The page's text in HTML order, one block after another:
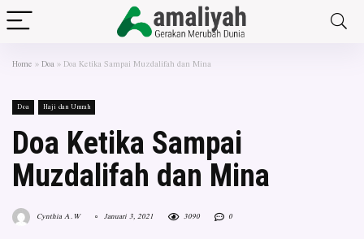
Home»Doa»Doa Ketika Sampai Muzdalifah dan Mina
Doa Haji dan Umrah
Doa Ketika Sampai
Muzdalifah dan Mina
Cynthia A.W Januari 3, 2021 3090 0